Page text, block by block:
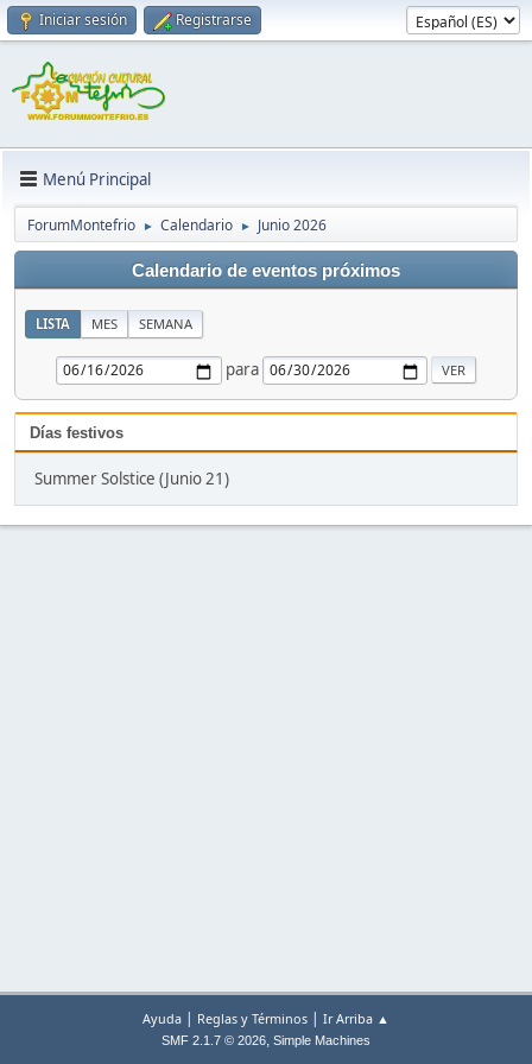
Iniciar sesión Registrarse
Menú Principal
ForumMontefrio ► Calendario ► Junio 2026
Calendario de eventos próximos
LISTA MES SEMANA
para
Días festivos
Summer Solstice (Junio 21)
Ayuda | Reglas y Términos | Ir Arriba ▲
SMF 2.1.7 © 2026, Simple Machines